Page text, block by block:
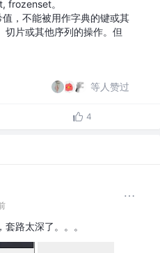
frozenset。
，不能被用作字典的键或其
切片或其他序列的操作。但
等人赞过
4
路太深了。。。